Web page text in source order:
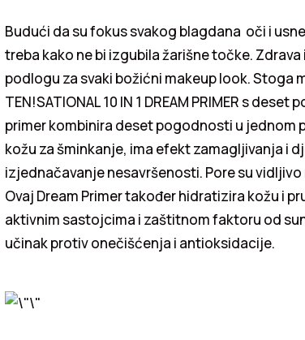
Budući da su fokus svakog blagdana oči i
treba kako ne bi izgubila žarišne točke.
podlogu za svaki božićni makeup look. Stoga
TEN!SATIONAL 10 IN 1 DREAM PRIMER s
primer kombinira deset pogodnosti u jednom
kožu za šminkanje, ima efekt zamagljivanja i
izjednačavanje nesavršenosti. Pore su
Ovaj Dream Primer također hidratizira kožu i
aktivnim sastojcima i zaštitnom faktoru od
učinak protiv onečišćenja i antioksidacije.